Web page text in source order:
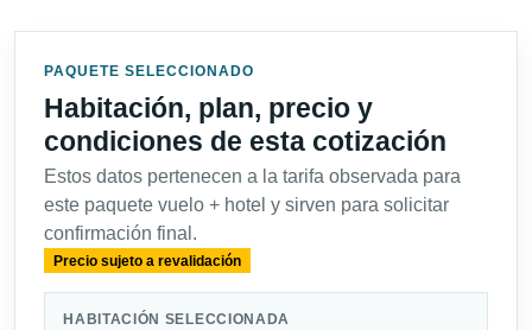
PAQUETE SELECCIONADO
Habitación, plan, precio y
condiciones de esta cotización
Estos datos pertenecen a la tarifa observada para
este paquete vuelo + hotel y sirven para solicitar
confirmación final.
Precio sujeto a revalidación
HABITACIÓN SELECCIONADA